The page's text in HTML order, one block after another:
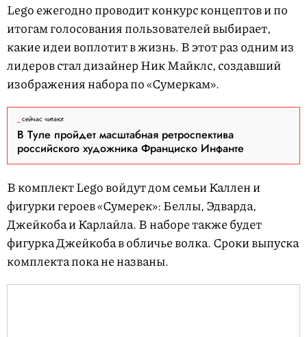
Lego ежегодно проводит конкурс концептов и по
итогам голосования пользователей выбирает,
какие идеи воплотит в жизнь. В этот раз одним из
лидеров стал дизайнер Ник Майклс, создавший
изображения набора по «Сумеркам».
сейчас читают
В Туле пройдет масштабная ретроспектива
российского художника Франциско Инфанте
В комплект Lego войдут дом семьи Каллен и
фигурки героев «Сумерек»: Беллы, Эдварда,
Джейкоба и Карлайла. В наборе также будет
фигурка Джейкоба в обличье волка. Сроки выпуска
комплекта пока не названы.